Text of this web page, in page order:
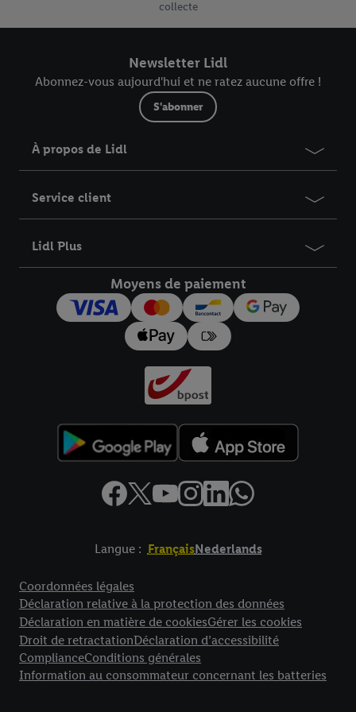
collecte
Newsletter Lidl
Abonnez-vous aujourd'hui et ne ratez aucune offre !
S'abonner
À propos de Lidl
Service client
Lidl Plus
Moyens de paiement
Langue : FrançaisNederlands
Coordonnées légales
Déclaration relative à la protection des données
Déclaration en matière de cookiesGérer les cookies
Droit de retractationDéclaration d’accessibilité
ComplianceConditions générales
Information au consommateur concernant les batteries